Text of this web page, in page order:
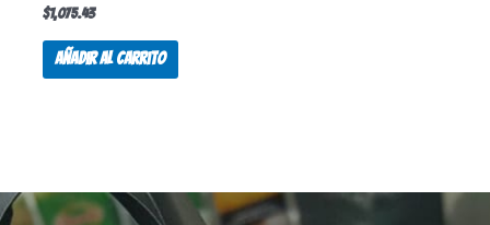
$1,075.43
Añadir al carrito